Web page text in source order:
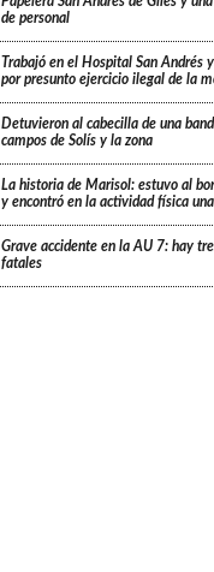
de personal
Trabajó en el Hospital San Andrés
por presunto ejercicio ilegal de la
Detuvieron al cabecilla de una
campos de Solís y la zona
La historia de Marisol: estuvo al
y encontró en la actividad física
Grave accidente en la AU 7: hay
fatales